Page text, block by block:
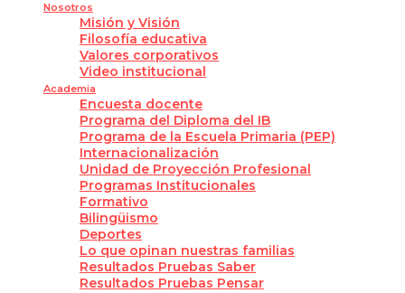
Nosotros
Misión y Visión
Filosofía educativa
Valores corporativos
Video institucional
Academia
Encuesta docente
Programa del Diploma del IB
Programa de la Escuela Primaria (PEP)
Internacionalización
Unidad de Proyección Profesional
Programas Institucionales
Formativo
Bilingüismo
Deportes
Lo que opinan nuestras familias
Resultados Pruebas Saber
Resultados Pruebas Pensar